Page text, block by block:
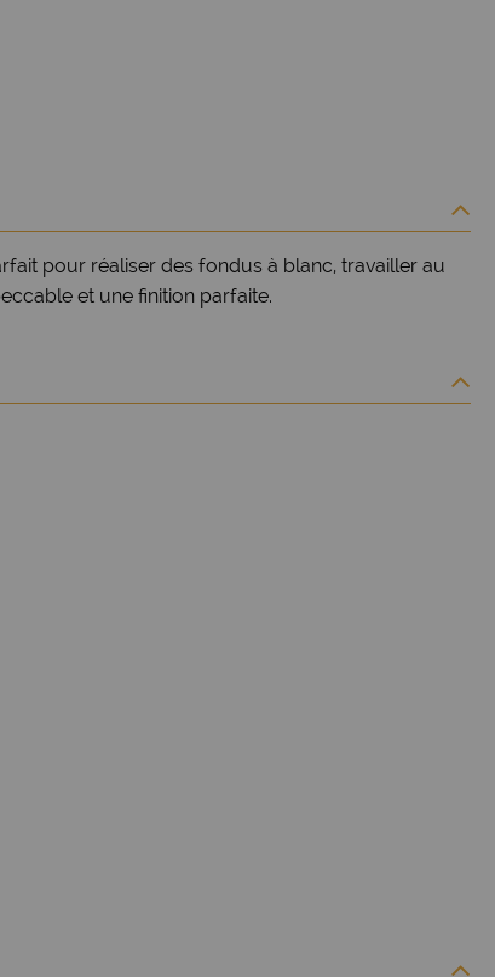
pour réaliser des fondus à blanc, travailler au
et une finition parfaite.